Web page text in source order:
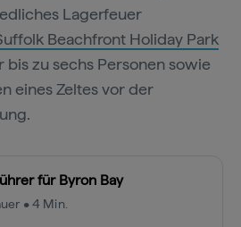
Lagerfeuer
Beachfront Holiday Park
zu sechs Personen sowie
eines Zeltes vor der
für Byron Bay
• 4 Min.